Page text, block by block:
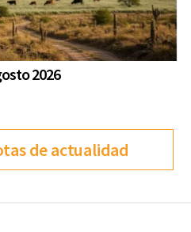
2026
de actualidad